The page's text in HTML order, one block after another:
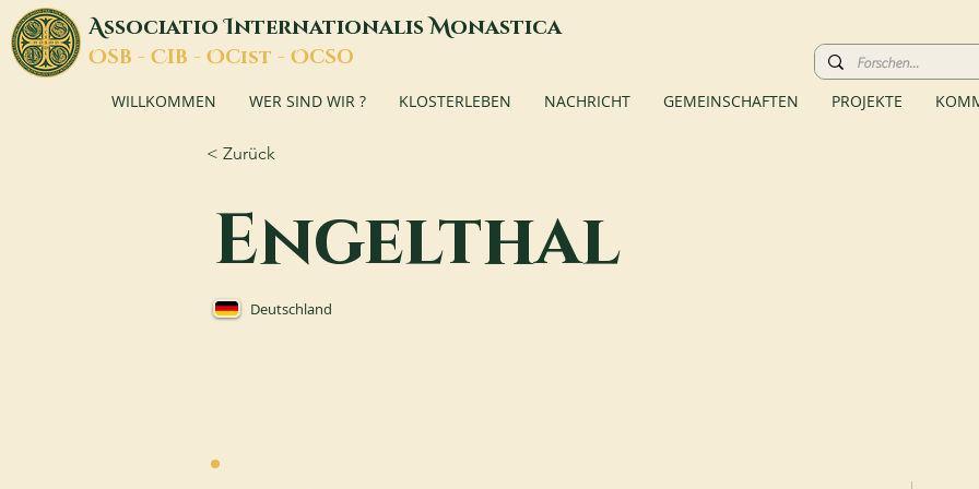
AssociatioInternationalisMonastica
OSB - CIB - OCist - OCSO
WILLKOMMEN WER SIND WIR ? KLOSTERLEBEN NACHRICHT GEMEINSCHAFTEN PROJEKTE
< Zurück
Engelthal
Deutschland